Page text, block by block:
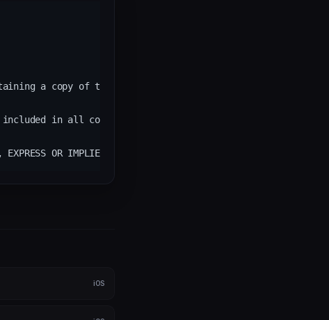
a copy of this software and associated
included in all copies or substantial portions of the
iOS